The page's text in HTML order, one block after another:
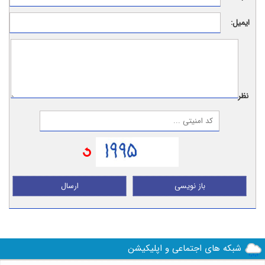
ایمیل:
نظر:
ارسال باز نویسی
شبکه های اجتماعی و اپلیکیشن